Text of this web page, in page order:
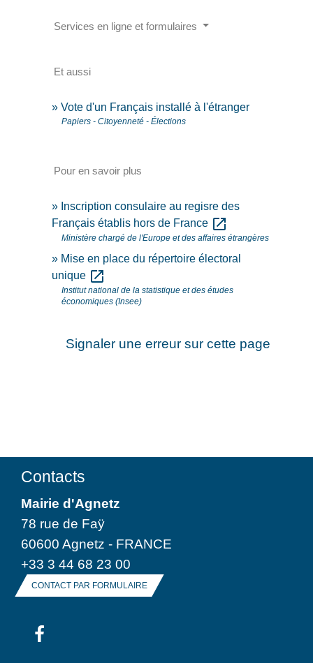
Services en ligne et formulaires
Et aussi
Vote d'un Français installé à l'étranger
Papiers - Citoyenneté - Élections
Pour en savoir plus
Inscription consulaire au regisre des
Français établis hors de France open_in_new
Ministère chargé de l'Europe et des affaires étrangères
Mise en place du répertoire électoral
unique open_in_new
Institut national de la statistique et des études
économiques (Insee)
Signaler une erreur sur cette page
Contacts
Mairie d'Agnetz
78 rue de Faÿ
60600 Agnetz - FRANCE
+33 3 44 68 23 00
CONTACT PAR FORMULAIRE